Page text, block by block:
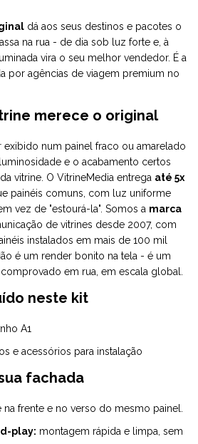
dá aos seus destinos e pacotes o
na rua - de dia sob luz forte e, à
vira o seu melhor vendedor. É a
por agências de viagem premium no
merece o original
num painel fraco ou amarelado
e o acabamento certos
vitrine. O VitrineMedia entrega até 5x
painéis comuns, com luz uniforme
vez de "estourá-la". Somos a marca
de vitrines desde 2007, com
instalados em mais de 100 mil
é um render bonito na tela - é um
em rua, em escala global.
neste kit
A1
e acessórios para instalação
fachada
na frente e no verso do mesmo painel.
play: montagem rápida e limpa, sem